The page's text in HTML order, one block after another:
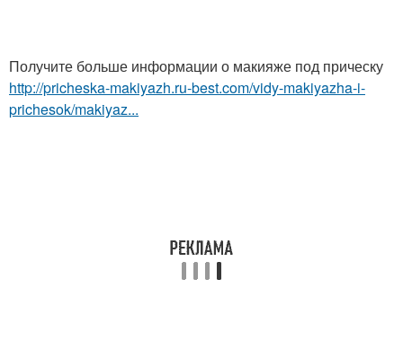
Получите больше информации о макияже под прическу
http://pricheska-makiyazh.ru-best.com/vidy-makiyazha-i-
prichesok/makiyaz...